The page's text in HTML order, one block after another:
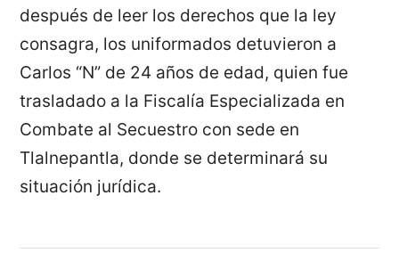
después de leer los derechos que la ley
consagra, los uniformados detuvieron a
Carlos “N” de 24 años de edad, quien fue
trasladado a la Fiscalía Especializada en
Combate al Secuestro con sede en
Tlalnepantla, donde se determinará su
situación jurídica.